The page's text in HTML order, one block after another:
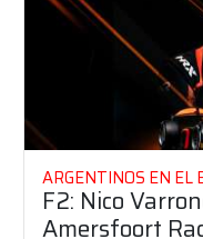
ARGENTINOS EN EL
F2: Nico
Amersfoort